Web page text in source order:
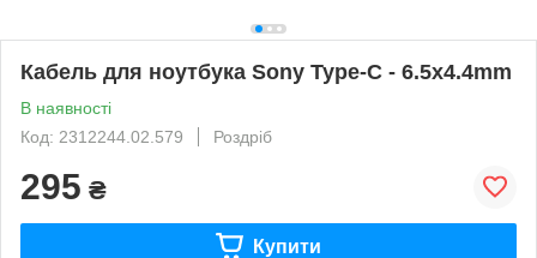
Кабель для ноутбука Sony Type-C - 6.5x4.4mm
В наявності
Код: 2312244.02.579
Роздріб
295 ₴
Купити